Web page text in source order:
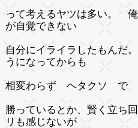
って考えるヤツは多い。
が自覚できない
自分にイライラしたもんだ
うになってからも
相変わらず ヘタクソ で
勝っているとか、賢く立ち
リも感じないが